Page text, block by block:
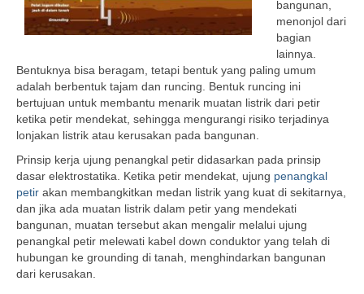
bangunan,
menonjol dari
bagian
lainnya.
Bentuknya bisa beragam, tetapi bentuk yang paling umum
adalah berbentuk tajam dan runcing. Bentuk runcing ini
bertujuan untuk membantu menarik muatan listrik dari petir
ketika petir mendekat, sehingga mengurangi risiko terjadinya
lonjakan listrik atau kerusakan pada bangunan.
Prinsip kerja ujung penangkal petir didasarkan pada prinsip
dasar elektrostatika. Ketika petir mendekat, ujung penangkal
petir akan membangkitkan medan listrik yang kuat di sekitarnya,
dan jika ada muatan listrik dalam petir yang mendekati
bangunan, muatan tersebut akan mengalir melalui ujung
penangkal petir melewati kabel down conduktor yang telah di
hubungan ke grounding di tanah, menghindarkan bangunan
dari kerusakan.